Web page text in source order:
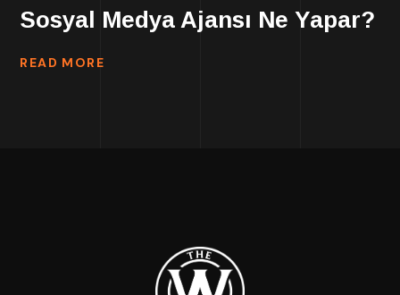
Sosyal Medya Ajansı Ne Yapar?
READ MORE